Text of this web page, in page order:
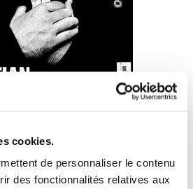
cookies.
de personnaliser le contenu
des fonctionnalités relatives aux